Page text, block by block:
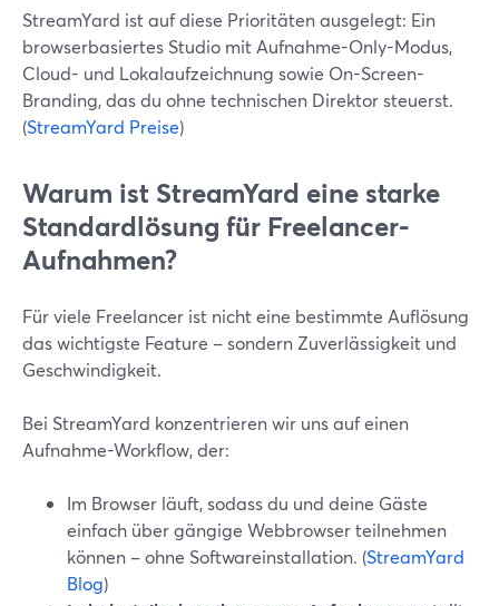
StreamYard ist auf diese Prioritäten ausgelegt: Ein
browserbasiertes Studio mit Aufnahme-Only-Modus,
Cloud- und Lokalaufzeichnung sowie On-Screen-
Branding, das du ohne technischen Direktor steuerst.
(StreamYard Preise)
Warum ist StreamYard eine starke
Standardlösung für Freelancer-
Aufnahmen?
Für viele Freelancer ist nicht eine bestimmte Auflösung
das wichtigste Feature – sondern Zuverlässigkeit und
Geschwindigkeit.
Bei StreamYard konzentrieren wir uns auf einen
Aufnahme-Workflow, der:
Im Browser läuft, sodass du und deine Gäste
einfach über gängige Webbrowser teilnehmen
können – ohne Softwareinstallation. (StreamYard
Blog)